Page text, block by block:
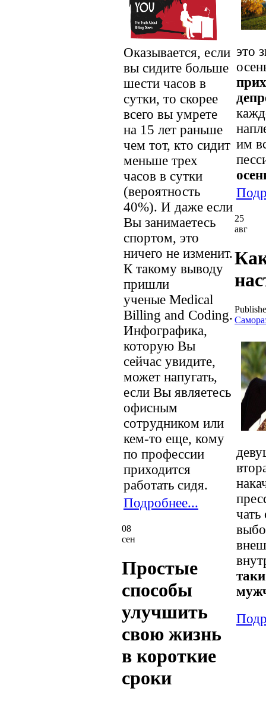
Оказывается, если
вы сидите больше
шести часов в
сутки, то скорее
всего вы умрете
на 15 лет раньше
чем тот, кто сидит
меньше трех
часов в сутки
(вероятность
40%). И даже если
Вы занимаетесь
спортом, это
ничего не изменит.
К такому выводу
пришли
ученые Medical
Billing and Coding.
Инфографика,
которую Вы
сейчас увидите,
может напугать,
если Вы являетесь
офисным
сотрудником или
кем-то еще, кому
по профессии
приходится
работать сидя.
Подробнее...
08
сен
Простые
способы
улучшить
свою жизнь
в короткие
сроки
это
им
25
авг